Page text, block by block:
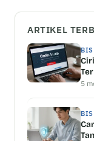
ARTIKEL
5